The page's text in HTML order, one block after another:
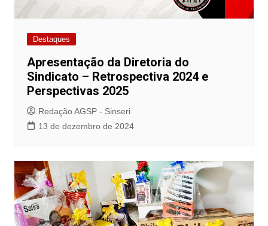
Destaques
Apresentação da Diretoria do
Sindicato – Retrospectiva 2024 e
Perspectivas 2025
Redação AGSP - Sinseri
13 de dezembro de 2024